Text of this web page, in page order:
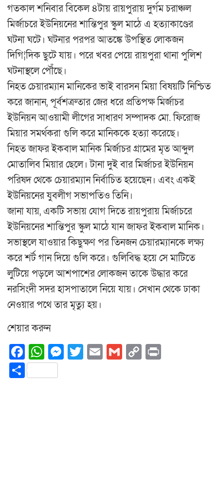
গতকাল শনিবার বিকেল ৪টায় রায়পুরায় দুর্গম চরাঞ্চল
মির্জাচরে ইউনিয়নের শান্তিপুর স্কুল মাঠে এ হত্যাকাণ্ডের
ঘটনা ঘটে। ঘটনার পরপর আতঙ্কে উপস্থিত লোকজন
দিগি¦দিক ছুটে যায়। পরে খবর পেয়ে রায়পুরা থানা পুলিশ
ঘটনাস্থলে পৌঁছে।
নিহত চেয়ারম্যান মানিকের ভাই বারসন মিয়া বিষয়টি নিশ্চিত
করে জানান, পূর্বশত্রুতার জের ধরে প্রতিপক্ষ মির্জাচর
ইউনিয়ন আওয়ামী লীগের সাধারণ সম্পাদক মো. ফিরোজ
মিয়ার সমর্থকরা গুলি করে মানিককে হত্যা করেছে।
নিহত জাফর ইকবাল মানিক মির্জাচর গ্রামের মৃত আব্দুল
মোতালিব মিয়ার ছেলে। টানা দুই বার মির্জাচর ইউনিয়ন
পরিষদ থেকে চেয়ারম্যান নির্বাচিত হয়েছেন। এবং একই
ইউনিয়নের যুবলীগ সভাপতিও তিনি।
জানা যায়, একটি সভায় যোগ দিতে রায়পুরায় মির্জাচরে
ইউনিয়নের শান্তিপুর স্কুল মাঠে যান জাফর ইকবাল মানিক।
সভাস্থলে যাওয়ার কিছুক্ষণ পর তিনজন চেয়ারম্যানকে লক্ষ্য
করে শর্ট গান দিয়ে গুলি করে। গুলিবিদ্ধ হয়ে সে মাটিতে
লুটিয়ে পড়লে আশপাশের লোকজন তাকে উদ্ধার করে
নরসিংদী সদর হাসপাতালে নিয়ে যায়। সেখান থেকে ঢাকা
নেওয়ার পথে তার মৃত্যু হয়।
শেয়ার করুন
Facebook
WhatsApp
Messenger
Twitter
EmailGmail
Copy
Share